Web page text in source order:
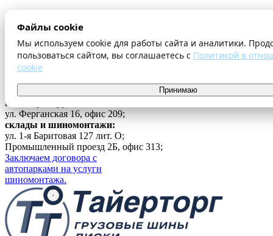
Файлы cookie
Мы используем cookie для работы сайта и аналитики.
пользоваться сайтом, вы соглашаетесь с Политикой в
cookie
Принимаю
Оплата и доставка
Шиномонтаж
Контакты
...
г. Екатеринбург
ул. Ферганская 16, офис 209;
склады и шиномонтажи:
ул. 1-я Баритовая 127 лит. О;
Промышленный проезд 2Б, офис 313;
Заключаем договора с
автопарками на услуги
шиномонтажа.